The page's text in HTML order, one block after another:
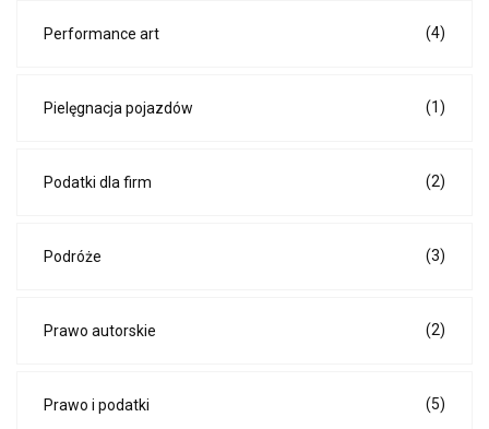
Performance art (4)
Pielęgnacja pojazdów (1)
Podatki dla firm (2)
Podróże (3)
Prawo autorskie (2)
Prawo i podatki (5)